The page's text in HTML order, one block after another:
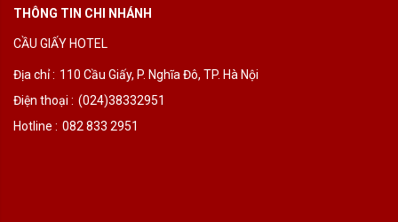
THÔNG TIN CHI NHÁNH
CẦU GIẤY HOTEL
Địa chỉ : 110 Cầu Giấy, P. Nghĩa Đô, TP. Hà Nội
Điện thoại : (024)38332951
Hotline : 082 833 2951